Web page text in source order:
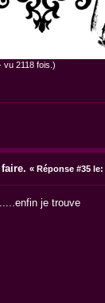
2118 fois.)
« Réponse #35 le:
je trouve